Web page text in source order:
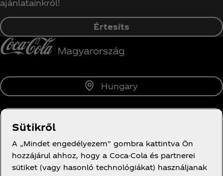
ajánlatainkról!
Értesíts
Hungary
Sütikről
A „Mindet engedélyezem” gombra kattintva Ön
hozzájárul ahhoz, hogy a Coca-Cola és partnerei
sütiket (vagy hasonló technológiákat) használjanak